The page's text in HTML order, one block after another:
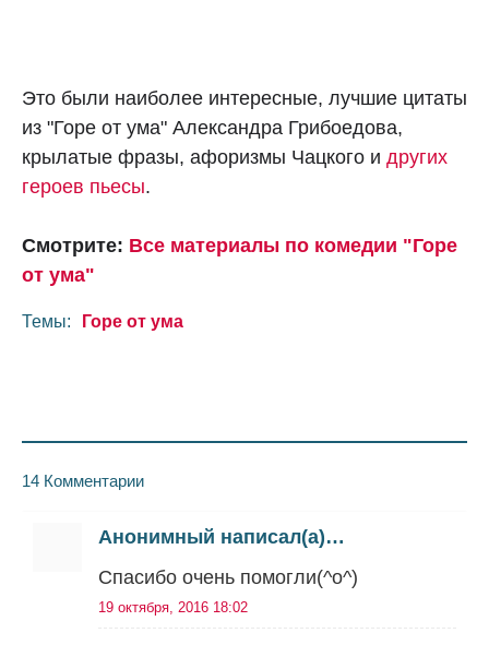
Это были наиболее интересные, лучшие цитаты
из "Горе от ума" Александра Грибоедова,
крылатые фразы, афоризмы Чацкого и других
героев пьесы.
Смотрите: Все материалы по комедии "Горе
от ума"
Темы: Горе от ума
14 Комментарии
Анонимный написал(а)…
Спасибо очень помогли(^o^)
19 октября, 2016 18:02